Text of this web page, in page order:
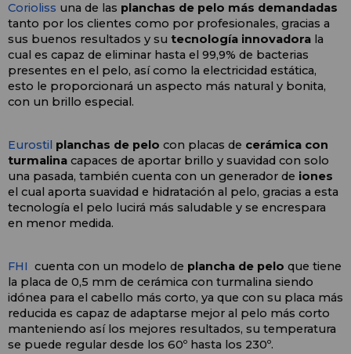
Corioliss una de las
tanto por los clientes como por profesionales, gracias a
sus buenos resultados y su tecnología innovadora la
cual es capaz de eliminar hasta el 99,9% de bacterias
presentes en el pelo, así como la electricidad estática,
esto le proporcionará un aspecto más natural y bonita,
con un brillo especial.
Eurostil planchas de pelo con placas de cerámica con
turmalina capaces de aportar brillo y suavidad con solo
una pasada, también cuenta con un generador de iones
el cual aporta suavidad e hidratación al pelo, gracias a esta
tecnología el pelo lucirá más saludable y se encrespara
en menor medida.
FHI cuenta con un modelo de plancha de pelo que tiene
la placa de 0,5 mm de cerámica con turmalina siendo
idónea para el cabello más corto, ya que con su placa más
reducida es capaz de adaptarse mejor al pelo más corto
manteniendo así los mejores resultados, su temperatura
se puede regular desde los 60º hasta los 230º.